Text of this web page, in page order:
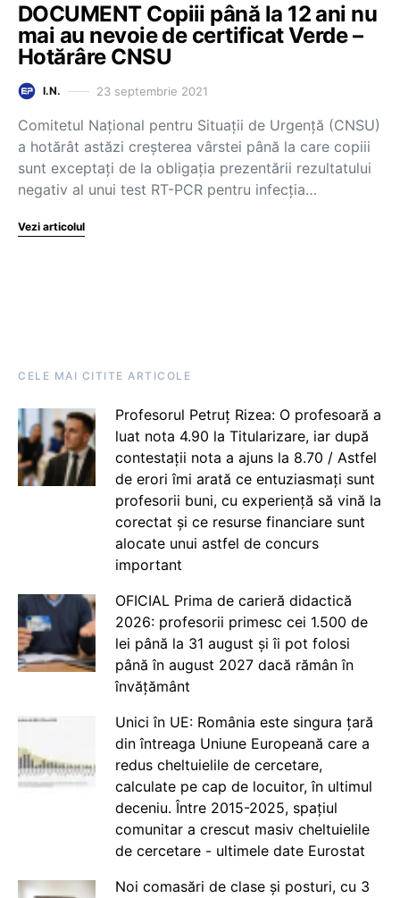
DOCUMENT Copiii până la 12 ani nu
mai au nevoie de certificat Verde –
Hotărâre CNSU
I.N. 23 septembrie 2021
Comitetul Național pentru Situații de Urgență (CNSU)
a hotărât astăzi creșterea vârstei până la care copiii
sunt exceptați de la obligația prezentării rezultatului
negativ al unui test RT-PCR pentru infecția…
Vezi articolul
CELE MAI CITITE ARTICOLE
Profesorul Petruț Rizea: O profesoară a
luat nota 4.90 la Titularizare, iar după
contestații nota a ajuns la 8.70 / Astfel
de erori îmi arată ce entuziasmați sunt
profesorii buni, cu experiență să vină la
corectat și ce resurse financiare sunt
alocate unui astfel de concurs
important
OFICIAL Prima de carieră didactică
2026: profesorii primesc cei 1.500 de
lei până la 31 august și îi pot folosi
până în august 2027 dacă rămân în
învățământ
Unici în UE: România este singura țară
din întreaga Uniune Europeană care a
redus cheltuielile de cercetare,
calculate pe cap de locuitor, în ultimul
deceniu. Între 2015-2025, spațiul
comunitar a crescut masiv cheltuielile
de cercetare - ultimele date Eurostat
Noi comasări de clase și posturi, cu 3